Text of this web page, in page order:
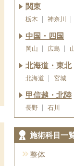
関東
栃木 神奈川
中国・四国
岡山 広島
北海道・東北
北海道 宮城
甲信越・北陸
長野 石川
施術科目一
整体